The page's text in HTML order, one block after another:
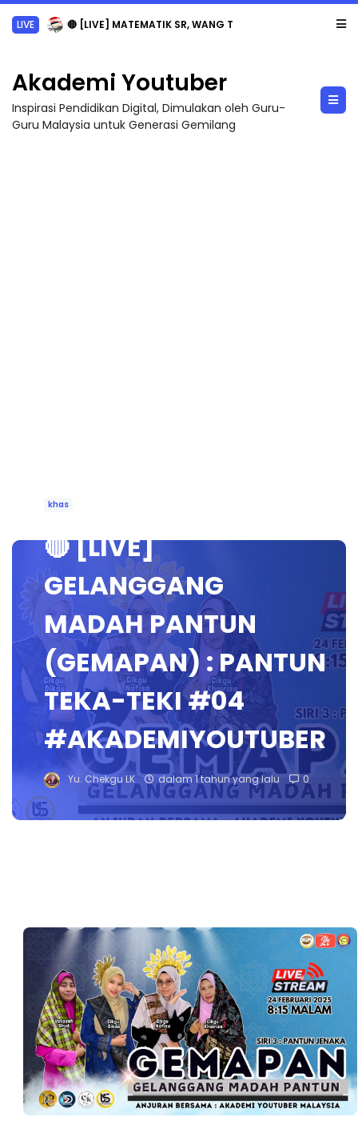
LIVE 🔴 [LIVE] MATEMATIK SR, WANG TAHUN 6 OLEH CIKGU ANITA #ALLINONE #141 #...
Akademi Youtuber
Inspirasi Pendidikan Digital, Dimulakan oleh Guru-
Guru Malaysia untuk Generasi Gemilang
khas
🔴 [LIVE]
GELANGGANG
MADAH PANTUN
(GEMAPAN) : PANTUN
TEKA-TEKI #04
#AKADEMIYOUTUBER
Yu. Chekgu LK dalam 1 tahun yang lalu 0